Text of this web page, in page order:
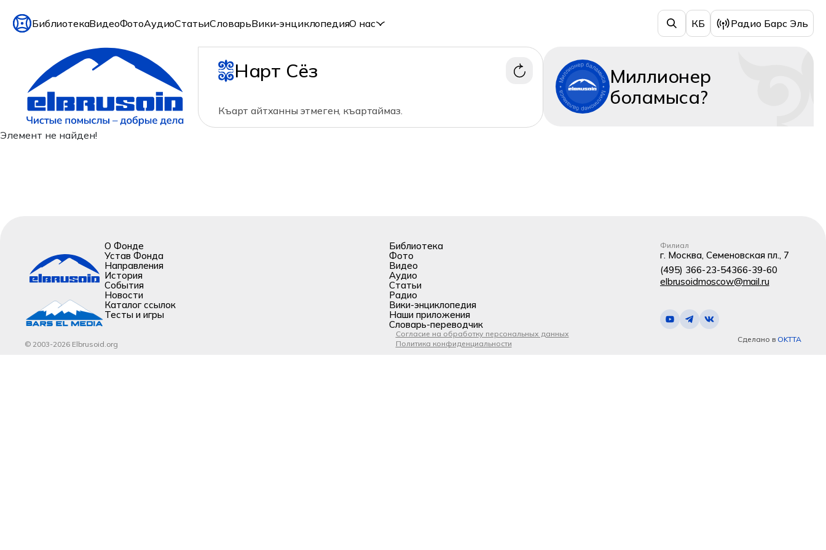
БиблиотекаВидеоФотоАудиоСтатьиСловарьВики-энциклопедияО нас КБ Радио Барс Эль
Нарт Сёз
Къарт айтханны этмеген, къартаймаз.
Миллионер
боламыса?
Элемент не найден!
О Фонде
Устав Фонда
Направления
История
События
Новости
Каталог ссылок
Тесты и игры
Библиотека
Фото
Видео
Аудио
Статьи
Радио
Вики-энциклопедия
Наши приложения
Словарь-переводчик
Филиал
г. Москва, Семеновская пл., 7
(495) 366-23-54366-39-60
elbrusoidmoscow@mail.ru
© 2003-2026 Elbrusoid.org
Согласие на обработку персональных данных
Политика конфиденциальности
Сделано в OKTTA